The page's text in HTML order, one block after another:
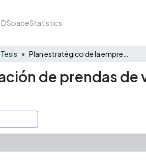
DSpaceStatistics
de prendas de